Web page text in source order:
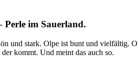
Perle im Sauerland.
und stark. Olpe ist bunt und vielfältig.
kommt. Und meint das auch so.